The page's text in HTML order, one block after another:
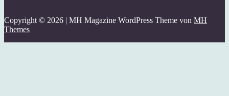
Copyright © 2026 | MH Magazine WordPress Theme von MH
Themes